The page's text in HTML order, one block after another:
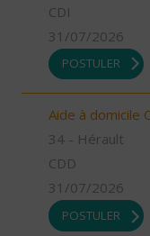
CDI
31/07/2026
POSTULER
Aide à domicile
34 - Hérault
CDD
31/07/2026
POSTULER